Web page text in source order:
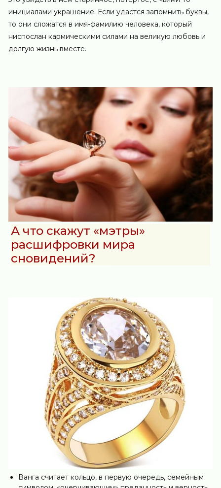
инициалами украшение. Если удастся запомнить буквы,
то они сложатся в имя-фамилию человека, который
ниспослан кармическими силами на великую любовь и
долгую жизнь вместе.
А что скажут «мэтры»
расшифровки мира
сновидений?
Ванга считает кольцо, в первую очередь, семейным